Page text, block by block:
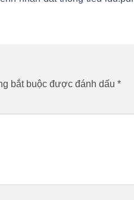
bắt buộc được đánh dấu *